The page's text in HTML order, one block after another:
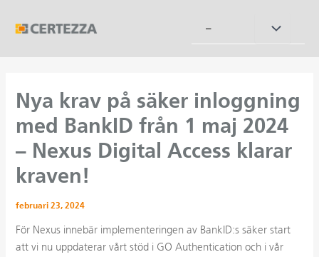
– Slå
Nya krav på säker inloggning
med BankID från 1 maj 2024
– Nexus Digital Access klarar
kraven!
februari 23, 2024
För Nexus innebär implementeringen av BankID:s säker start
att vi nu uppdaterar vårt stöd i GO Authentication och i vår